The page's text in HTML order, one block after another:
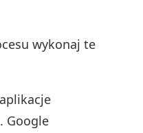
wykonaj te
Google